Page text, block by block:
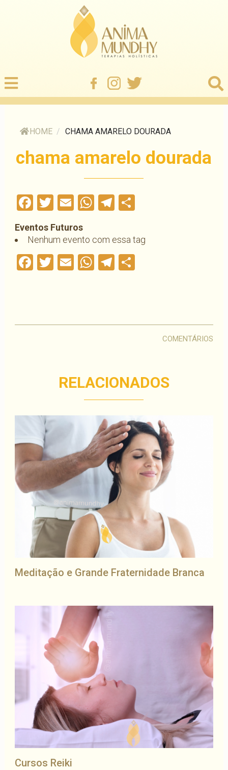
HOME / CHAMA AMARELO DOURADA
chama amarelo dourada
Facebook
Twitter
EmailWhatsApp
Telegram
Eventos Futuros
Nenhum evento com essa tag
Facebook
Twitter
EmailWhatsApp
Telegram
COMENTÁRIOS
RELACIONADOS
Meditação e Grande Fraternidade Branca
Cursos Reiki